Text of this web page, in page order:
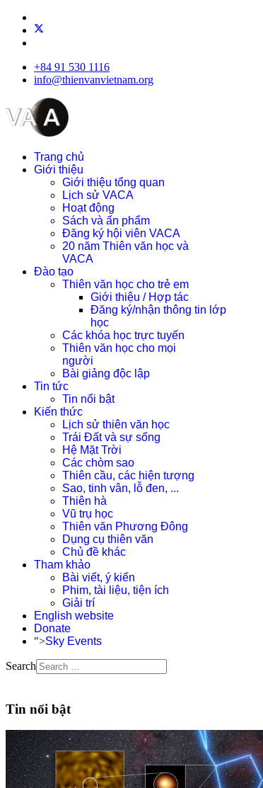
+84 91 530 1116
info@thienvanvietnam.org
Trang chủ
Giới thiệu
Giới thiệu tổng quan
Lịch sử VACA
Hoạt động
Sách và ấn phẩm
Đăng ký hội viên VACA
20 năm Thiên văn học và
VACA
Đào tạo
Thiên văn học cho trẻ em
Giới thiệu / Hợp tác
Đăng ký/nhận thông tin lớp
học
Các khóa học trực tuyến
Thiên văn học cho mọi
người
Bài giảng độc lập
Tin tức
Tin nổi bật
Kiến thức
Lịch sử thiên văn học
Trái Đất và sự sống
Hệ Mặt Trời
Các chòm sao
Thiên cầu, các hiện tượng
Sao, tinh vân, lỗ đen, ...
Thiên hà
Vũ trụ học
Thiên văn Phương Đông
Dụng cụ thiên văn
Chủ đề khác
Tham khảo
Bài viết, ý kiến
Phim, tài liệu, tiện ích
Giải trí
English website
Donate
">Sky Events
Search
Tin nổi bật